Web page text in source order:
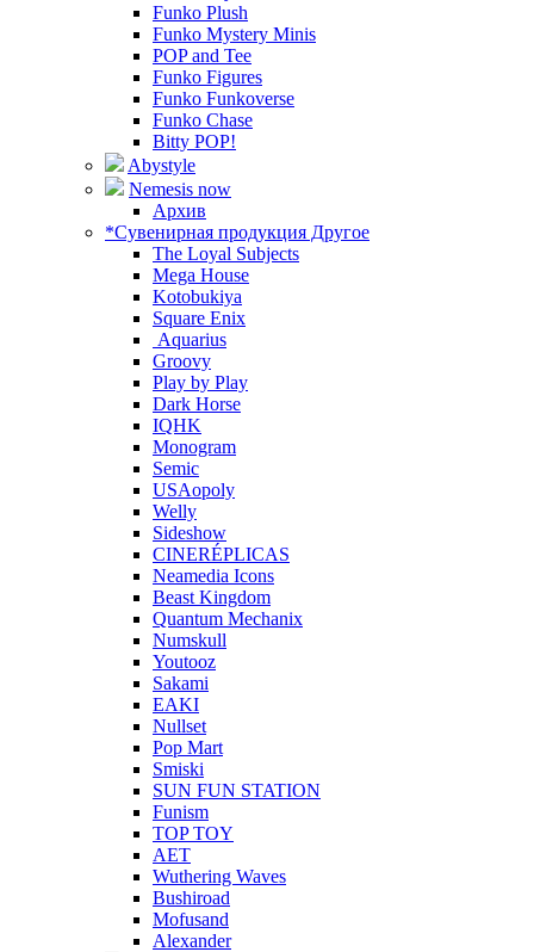
Funko Plush
Funko Mystery Minis
POP and Tee
Funko Figures
Funko Funkoverse
Funko Chase
Bitty POP!
Abystyle
Nemesis now
Архив
*Сувенирная продукция Другое
The Loyal Subjects
Mega House
Kotobukiya
Square Enix
Aquarius
Groovy
Play by Play
Dark Horse
IQHK
Monogram
Semic
USAopoly
Welly
Sideshow
CINERÉPLICAS
Neamedia Icons
Beast Kingdom
Quantum Mechanix
Numskull
Youtooz
Sakami
EAKI
Nullset
Pop Mart
Smiski
SUN FUN STATION
Funism
TOP TOY
AET
Wuthering Waves
Bushiroad
Mofusand
Alexander